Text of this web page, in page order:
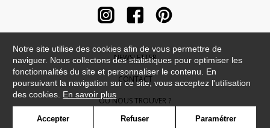
NEWSLETTER
CONTACT
OÙ NOUS TROUVER ?
CONTRACT
Notre site utilise des cookies afin de vous permettre de
naviguer. Nous collectons des statistiques pour optimiser les
fonctionnalités du site et personnaliser le contenu. En
poursuivant la navigation sur ce site, vous acceptez l'utilisation
des cookies. En savoir plus
Accepter Refuser Paramétrer